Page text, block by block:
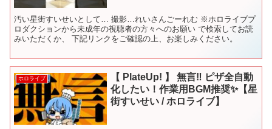
汚い星街すいせいとして… 撮影…れいさんごーれむ ※ホロライブプ
ロダクションから未成年の視聴者の方々へのお願い で検索してお読
みいただくか、 下記リンクをご確認の上、お楽しみください。
ホロライブ
【 PlateUp! 】 無言‼ ピザ全自動
化したい！作業用BGM推奨✨【星
街すいせい / ホロライブ】